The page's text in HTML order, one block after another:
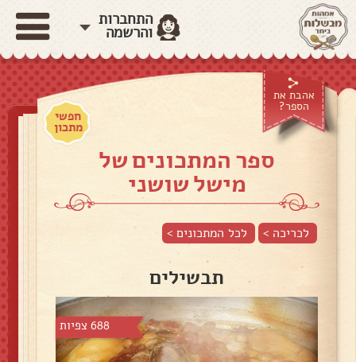
התחברות
והרשמה
אהבת את
הספר?
חפשי
מתכון
ספר המתכונים של
מישל שושני
לכריכה > לכל המתכונים >
תבשילים
688 צפיות